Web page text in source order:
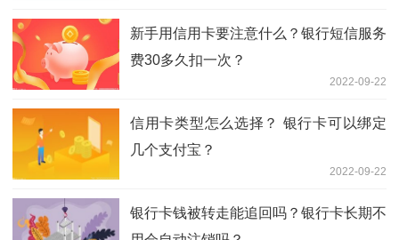
新手用信用卡要注意什么？银行短信服务
费30多久扣一次？
2022-09-22
信用卡类型怎么选择？ 银行卡可以绑定
几个支付宝？
2022-09-22
银行卡钱被转走能追回吗？银行卡长期不